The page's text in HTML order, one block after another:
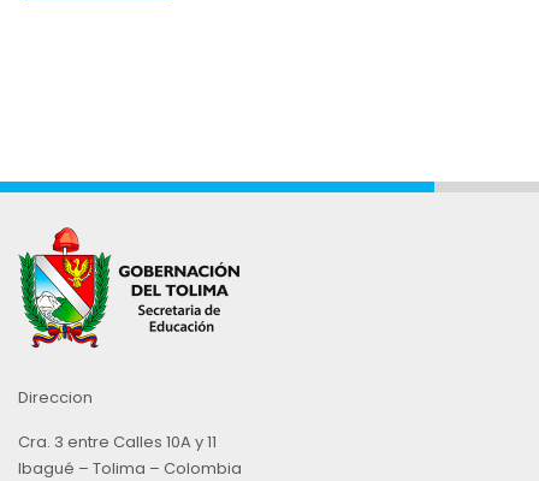
Direccion
Cra. 3 entre Calles 10A y 11
Ibagué – Tolima – Colombia